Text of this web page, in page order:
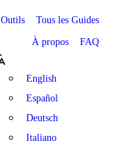
Outils Tous les Guides
À propos FAQ
English
Español
Deutsch
Italiano